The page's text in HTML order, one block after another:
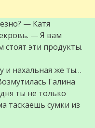
— Катя
— Я вам
стоят эти продукты.
и нахальная же ты…
Галина
ты не только
таскаешь сумки из